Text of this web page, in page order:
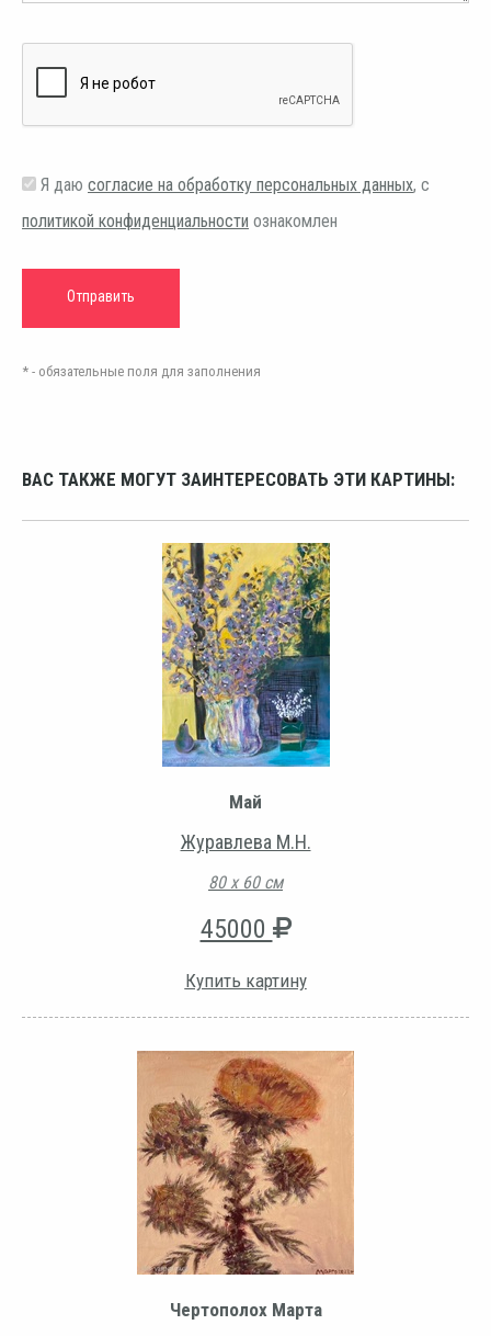
Я даю согласие на обработку персональных данных, с
политикой конфиденциальности ознакомлен
* - обязательные поля для заполнения
ВАС ТАКЖЕ МОГУТ ЗАИНТЕРЕСОВАТЬ ЭТИ КАРТИНЫ:
Май
Журавлева М.Н.
80 х 60 см
45000
Купить картину
Чертополох Марта